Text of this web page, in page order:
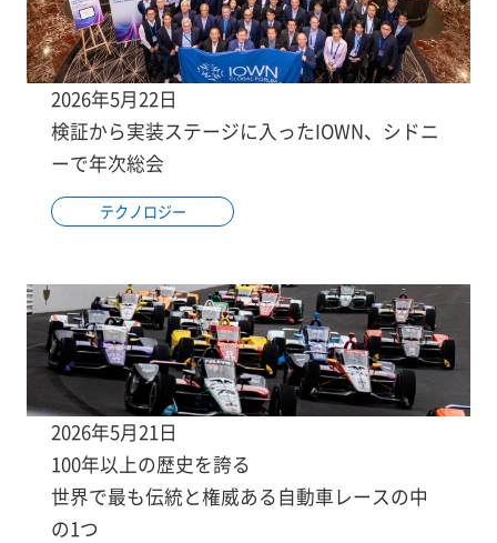
2026年5月22日
検証から実装ステージに入ったIOWN、シドニ
ーで年次総会
テクノロジー
2026年5月21日
100年以上の歴史を誇る
世界で最も伝統と権威ある自動車レースの中
の1つ